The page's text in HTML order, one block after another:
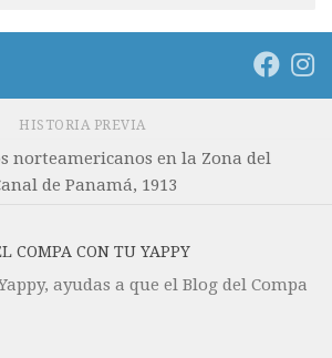
HISTORIA PREVIA
norteamericanos en la Zona del
de Panamá, 1913
COMPA CON TU YAPPY
ayudas a que el Blog del Compa